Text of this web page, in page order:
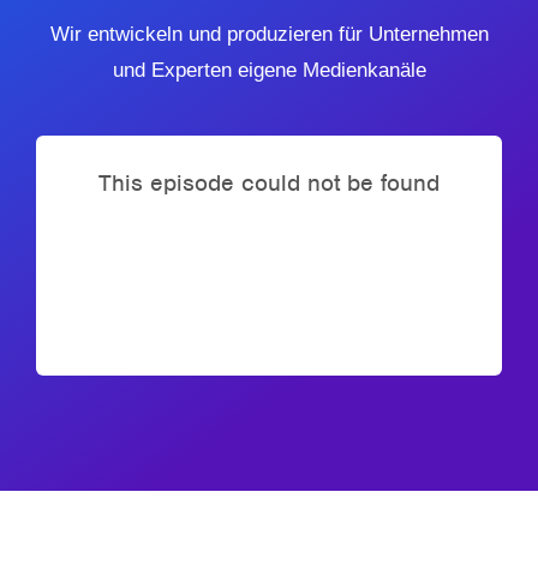
Wir entwickeln und produzieren für Unternehmen
und Experten eigene Medienkanäle